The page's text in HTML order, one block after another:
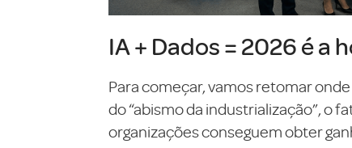
IA + Dados = 2026 é a
Para começar, vamos retomar
do “abismo da industrialização”, o
organizações conseguem obter